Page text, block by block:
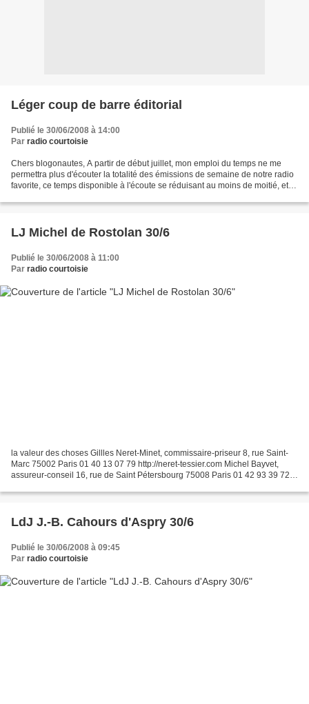
Léger coup de barre éditorial
Publié le 30/06/2008 à 14:00
Par radio courtoisie
Chers blogonautes, A partir de début juillet, mon emploi du temps ne me
permettra plus d'écouter la totalité des émissions de semaine de notre radio
favorite, ce temps disponible à l'écoute se réduisant au moins de moitié, et
LJ Michel de Rostolan 30/6
Publié le 30/06/2008 à 11:00
Par radio courtoisie
la valeur des choses Gillles Neret-Minet, commissaire-priseur 8, rue Saint-
Marc 75002 Paris 01 40 13 07 79 http://neret-tessier.com Michel Bayvet,
assureur-conseil 16, rue de Saint Pétersbourg 75008 Paris 01 42 93 39 72
LdJ J.-B. Cahours d'Aspry 30/6
Publié le 30/06/2008 à 09:45
Par radio courtoisie